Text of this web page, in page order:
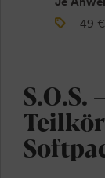
49 €
S.O.S.